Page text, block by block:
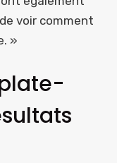
voir comment
»